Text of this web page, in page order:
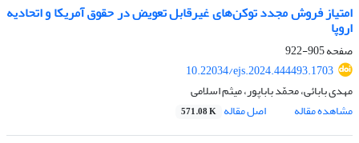
امتیاز فروش مجدد توکن‌های غیرقابل تعویض در حقوق آمریکا و اتحادیه
اروپا
صفحه905-922
10.22034/ejs.2024.444493.1703
مهدی بابائی، محمّد باباپور، میثم اسلامی
مشاهده مقاله
اصل مقاله 571.08 K